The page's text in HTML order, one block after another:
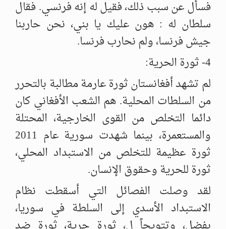
فسأل عن سبب ذلك، فقيل له إنه فرنسي. فقال
سلطان له : هون عليك يا بني، نحن حاربنا
جيش فرنسا، ولم نحارب فرنسا.
4- ثورة الحرية:
لم تشهد أفغانستان ثورة عارمة مطالبة بالتحرر
من السلطات المحلية. هم الشعب الأفغاني كان
دائما التخلص من القوى الخارجية، المحتلة
والمستعمرة، بينما شهدت سورية عام 2011
ثورة عظيمة للتخلص من الاستبداد المحلي،
ثورة للحرية وحقوق الإنسان.
لقد وصلت الفصائل التي أسقطت نظام
الاستبداد الأسدي إلى السلطة في سوريا،